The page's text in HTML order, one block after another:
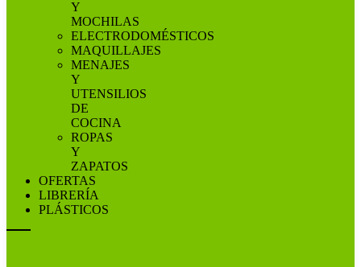
Y
MOCHILAS
ELECTRODOMÉSTICOS
MAQUILLAJES
MENAJES
Y
UTENSILIOS
DE
COCINA
ROPAS
Y
ZAPATOS
OFERTAS
LIBRERÍA
PLÁSTICOS